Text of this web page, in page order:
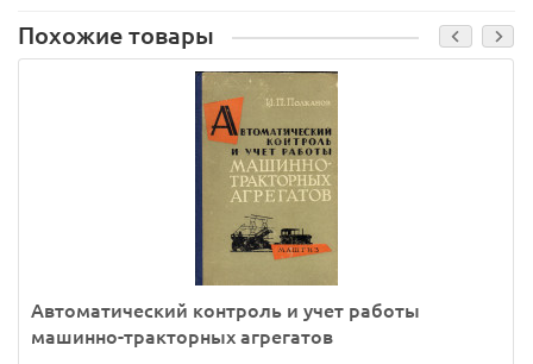
Похожие товары
Автоматический контроль и учет работы
машинно-тракторных агрегатов